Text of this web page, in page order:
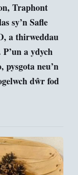
Traphont
sy’n Safle
a thirweddau
a ydych
pysgota neu’n
dŵr fod